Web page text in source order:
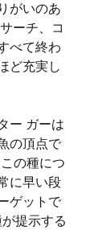
がいのあ
ーチ、コ
べて終わ
ど充実し
ー ガーは
の頂点で
の種につ
に早い段
ゲットで
提示する